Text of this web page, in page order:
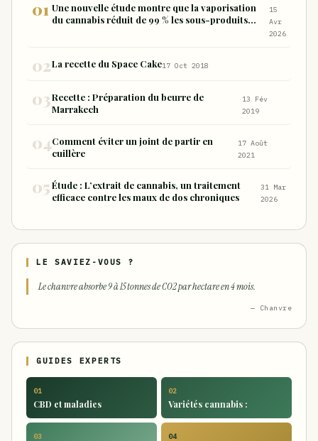
Une nouvelle étude montre que la vaporisation
du cannabis réduit de 99 % les sous-produits
15
Avr
2026
La recette du Space Cake17 Oct 2018
Recette : Préparation du beurre de
Marrakech
13 Fév
2019
Comment éviter un joint de partir en
cuillère
17 Août
2021
Étude : L’extrait de cannabis, un traitement
efficace contre les maux de dos chroniques
31 Mar
2026
LE SAVIEZ-VOUS ?
Le chanvre absorbe 9 à 15 tonnes de CO2 par hectare en 4 mois.
— Chanvre
GUIDES EXPERTS
01
CBD et maladies
02
Variétés cannabis :
03 04